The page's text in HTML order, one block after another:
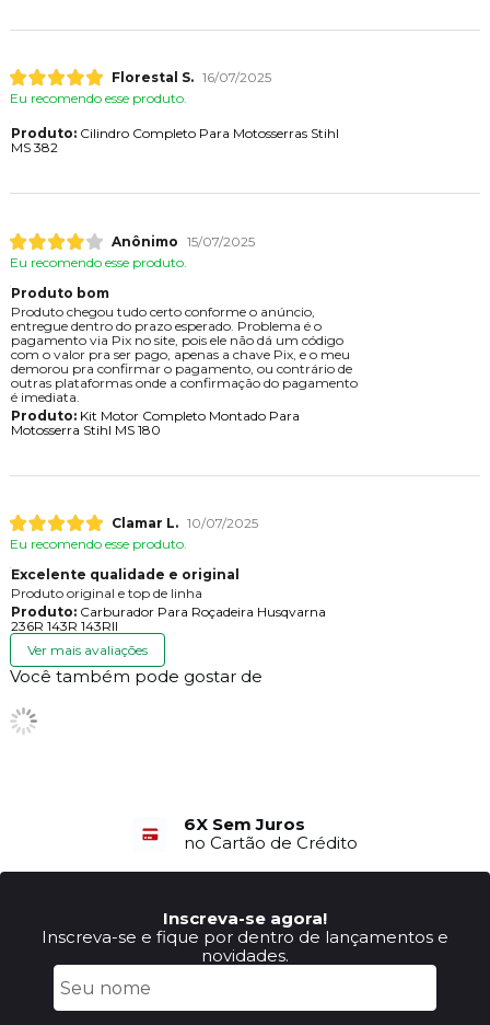
Florestal S. 16/07/2025
Eu recomendo esse produto.
Produto:Cilindro Completo Para Motosserras Stihl
MS 382
Anônimo 15/07/2025
Eu recomendo esse produto.
Produto bom
Produto chegou tudo certo conforme o anúncio,
entregue dentro do prazo esperado. Problema é o
pagamento via Pix no site, pois ele não dá um código
com o valor pra ser pago, apenas a chave Pix, e o meu
demorou pra confirmar o pagamento, ou contrário de
outras plataformas onde a confirmação do pagamento
é imediata.
Produto:Kit Motor Completo Montado Para
Motosserra Stihl MS 180
Clamar L. 10/07/2025
Eu recomendo esse produto.
Excelente qualidade e original
Produto original e top de linha
Produto:Carburador Para Roçadeira Husqvarna
236R 143R 143RII
Ver mais avaliações
Você também pode gostar de
6X Sem Juros
no Cartão de Crédito
Inscreva-se agora!
Inscreva-se e fique por dentro de lançamentos e
novidades.